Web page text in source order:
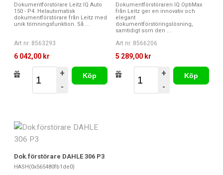
Dokumentförstörare Leitz IQ Auto
150 - P4. Helautomatisk
dokumentförstörare från Leitz med
unik tömningsfunktion. Så ...
Art nr. 8563293
6 042,00 kr
+
-
Köp
Dokumentförstöraren IQ OptiMax
från Leitz ger en innovativ och
elegant
dokumentförstöringslösning,
samtidigt som den ...
Art nr. 8566206
5 289,00 kr
+
-
Köp
Dok.förstörare DAHLE 306 P3
HASH(0x565480fb1de0)